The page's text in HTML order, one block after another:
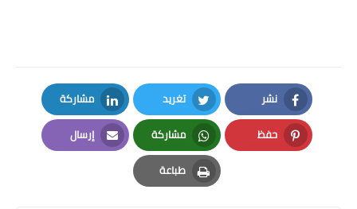
نشر
Facebook
تغريد
Twitter
مشاركة
LinkedIn
حفظ
Pinterest
مشاركة
Whatsapp
إرسال
Email
طباعة
Print